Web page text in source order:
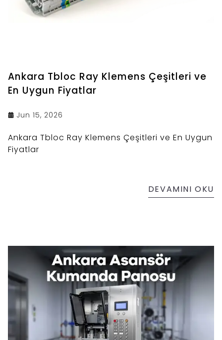
Ankara Tbloc Ray Klemens Çeşitleri ve
En Uygun Fiyatlar
Jun 15, 2026
Ankara Tbloc Ray Klemens Çeşitleri ve En Uygun
Fiyatlar
DEVAMINI OKU